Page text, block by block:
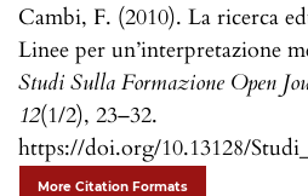
Cambi, F. (2010). La ricerca
Linee per un’interpretazione
Studi Sulla Formazione Open
12(1/2), 23–32.
https://doi.org/10.13128/
More Citation Formats